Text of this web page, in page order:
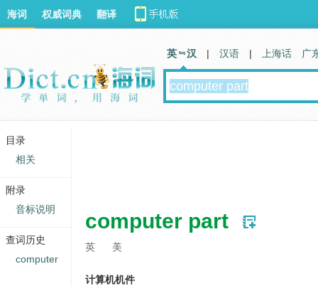
computer part
英 美
计算机机件
海词 权威词典 翻译
英 汉 | 汉语 | 上海话 广
目录
相关
附录
音标说明
查词历史
computer